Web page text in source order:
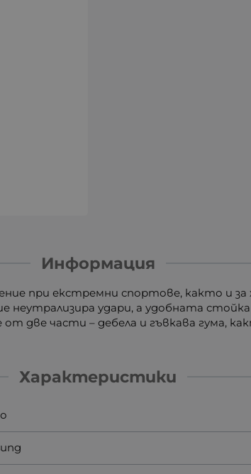
Информация
при екстремни спортове, както и
удари, а удобната стойка
две части – дебела и гъвкава гума,
Характеристики